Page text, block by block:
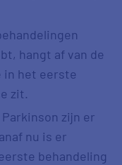
hangt af van de
in het eerste
zit.
Parkinson zijn er
nu is er
behandeling